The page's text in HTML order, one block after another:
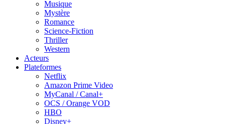
Musique
Mystère
Romance
Science-Fiction
Thriller
Western
Acteurs
Plateformes
Netflix
Amazon Prime Video
MyCanal / Canal+
OCS / Orange VOD
HBO
Disney+